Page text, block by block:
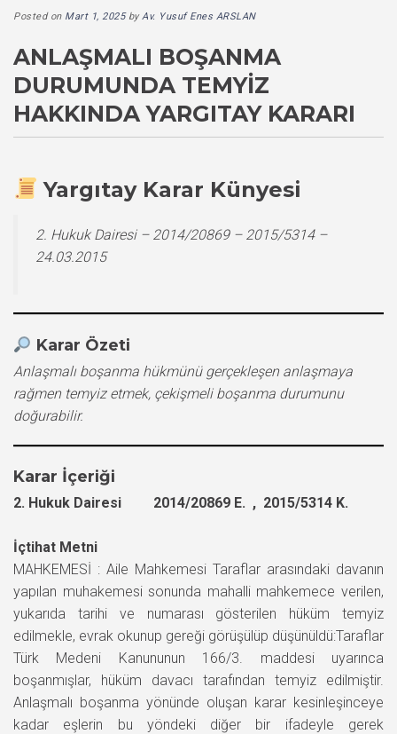
Posted on Mart 1, 2025byAv. Yusuf Enes ARSLAN
ANLAŞMALI BOŞANMA
DURUMUNDA TEMYIZ
HAKKINDA YARGITAY KARARI
Yargıtay Karar Künyesi
2. Hukuk Dairesi – 2014/20869 – 2015/5314 –
24.03.2015
Karar Özeti
Anlaşmalı boşanma hükmünü gerçekleşen anlaşmaya
rağmen temyiz etmek, çekişmeli boşanma durumunu
doğurabilir.
Karar İçeriği
2. Hukuk Dairesi 2014/20869 E. , 2015/5314 K.
İçtihat Metni
MAHKEMESİ : Aile Mahkemesi Taraflar arasındaki davanın
yapılan muhakemesi sonunda mahalli mahkemece verilen,
yukarıda tarihi ve numarası gösterilen hüküm temyiz
edilmekle, evrak okunup gereği görüşülüp düşünüldü:Taraflar
Türk Medeni Kanununun 166/3. maddesi uyarınca
boşanmışlar, hüküm davacı tarafından temyiz edilmiştir.
Anlaşmalı boşanma yönünde oluşan karar kesinleşinceye
kadar eşlerin bu yöndeki diğer bir ifadeyle gerek